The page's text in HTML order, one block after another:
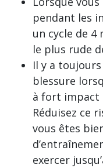
pendant les
un cycle de
le plus rude
Il y a
blessure
à fort impact
Réduisez ce
vous êtes
exercer